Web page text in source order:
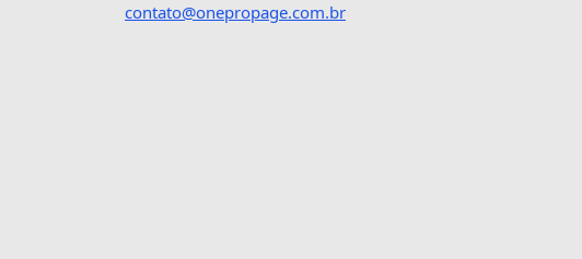
contato@onepropage.com.br